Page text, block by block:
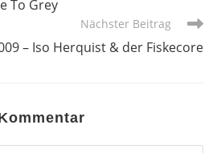
To Grey
Nächster Beitrag
– Iso Herquist & der Fiskecore